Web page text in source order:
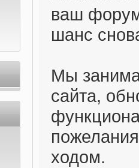
ваш
шанс
Мы
сайта,
ходом.